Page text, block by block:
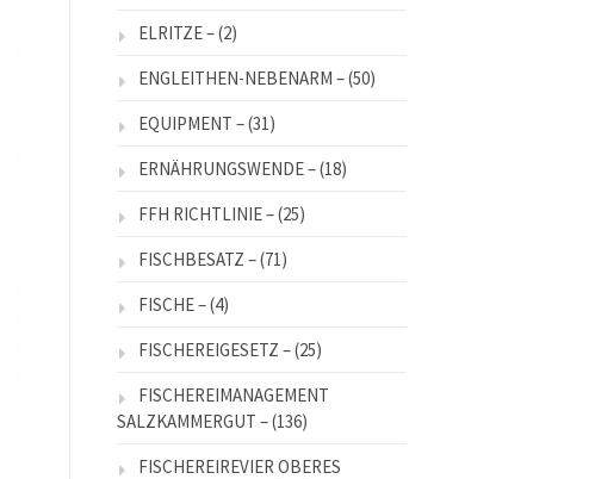
ELRITZE –(2)
ENGLEITHEN-NEBENARM –(50)
EQUIPMENT –(31)
ERNÄHRUNGSWENDE –(18)
FFH RICHTLINIE –(25)
FISCHBESATZ –(71)
FISCHE –(4)
FISCHEREIGESETZ –(25)
FISCHEREIMANAGEMENT
SALZKAMMERGUT –(136)
FISCHEREIREVIER OBERES